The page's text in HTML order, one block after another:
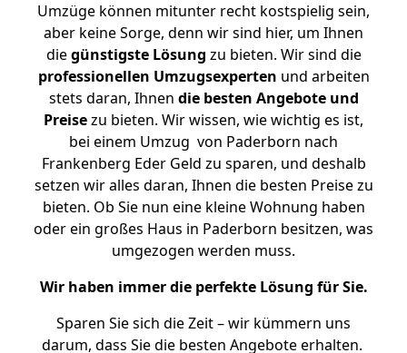
Umzüge können mitunter recht kostspielig sein,
aber keine Sorge, denn wir sind hier, um Ihnen
diegünstigste Lösung zu bieten. Wir sind die
professionellen Umzugsexperten und arbeiten
stets daran, Ihnen die besten Angebote und
Preisezu bieten. Wir wissen, wie wichtig es ist,
bei einem Umzug von Paderborn nach
Frankenberg Eder Geld zu sparen, und deshalb
setzen wir alles daran, Ihnen die besten Preise zu
bieten. Ob Sie nun eine kleine Wohnung haben
oder ein großes Haus in Paderborn besitzen, was
umgezogen werden muss.
Wir haben immer die perfekte Lösung für Sie.
Sparen Sie sich die Zeit – wir kümmern uns
darum, dass Sie die besten Angebote erhalten.